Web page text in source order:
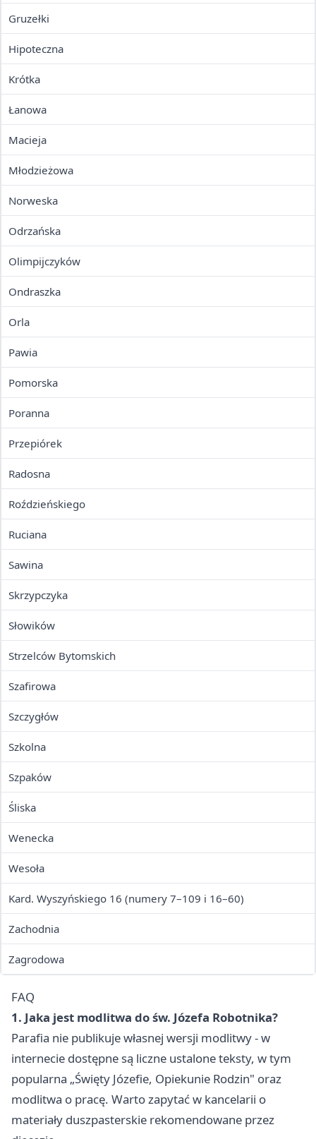
Gruzełki
Hipoteczna
Krótka
Łanowa
Macieja
Młodzieżowa
Norweska
Odrzańska
Olimpijczyków
Ondraszka
Orla
Pawia
Pomorska
Poranna
Przepiórek
Radosna
Roździeńskiego
Ruciana
Sawina
Skrzypczyka
Słowików
Strzelców Bytomskich
Szafirowa
Szczygłów
Szkolna
Szpaków
Śliska
Wenecka
Wesoła
Kard. Wyszyńskiego 16 (numery 7–109 i 16–60)
Zachodnia
Zagrodowa
FAQ
1. Jaka jest modlitwa do św. Józefa Robotnika?
Parafia nie publikuje własnej wersji modlitwy - w
internecie dostępne są liczne ustalone teksty, w tym
popularna „Święty Józefie, Opiekunie Rodzin" oraz
modlitwa o pracę. Warto zapytać w kancelarii o
materiały duszpasterskie rekomendowane przez